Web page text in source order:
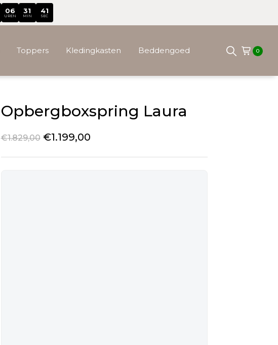
06
UREN
31
MIN
38
SEC
Toppers Kledingkasten Beddengoed 0
Opbergboxspring Laura
€1.829,00 €1.199,00